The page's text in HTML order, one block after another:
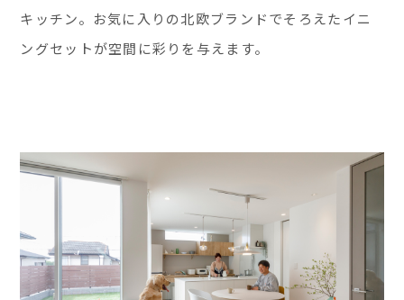
キッチン。お気に入りの北欧ブランドでそろえたイニ
ングセットが空間に彩りを与えます。